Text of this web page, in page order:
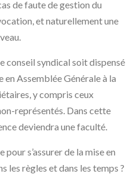
de faute de gestion du
et naturellement une
conseil syndical soit dispensé
Assemblée Générale à la
y compris ceux
représentés. Dans cette
deviendra une faculté.
s’assurer de la mise en
règles et dans les temps ?